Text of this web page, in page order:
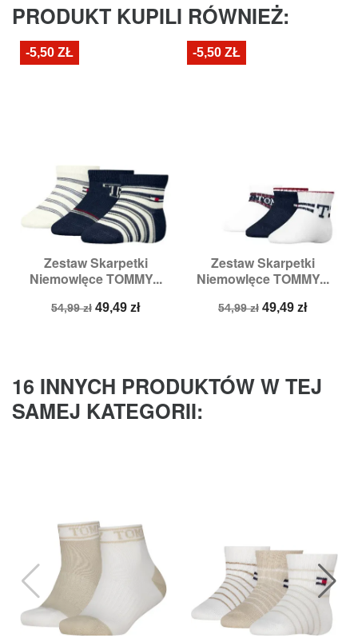
PRODUKT KUPILI RÓWNIEŻ:
Zestaw Skarpetki
Niemowlęce TOMMY...
Cena
54,99 zł Cena
49,49 zł
-5,50 ZŁ
Zestaw Skarpetki
Niemowlęce TOMMY...
Cena
54,99 zł Cena
49,49 zł
-5,50 ZŁ
16 INNYCH PRODUKTÓW W TEJ
SAMEJ KATEGORII: